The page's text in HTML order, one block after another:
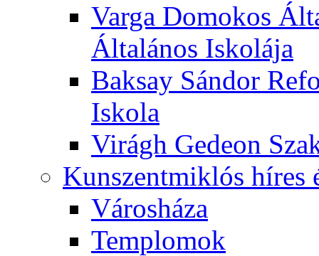
Varga Domokos
Általános Iskolája
Baksay Sándor
Iskola
Virágh Gedeon
Kunszentmiklós híres
Városháza
Templomok